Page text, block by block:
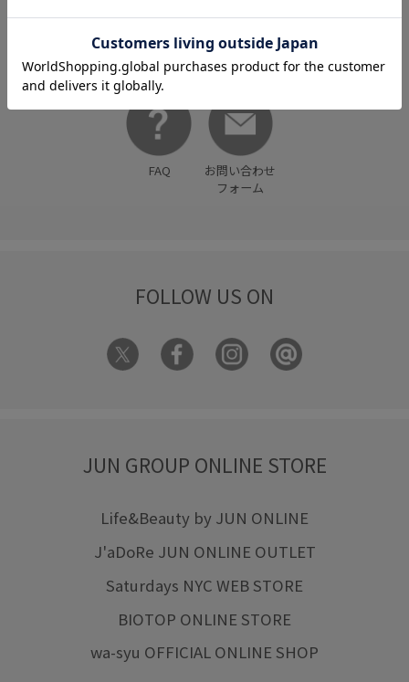
何かお困りですか？
FAQ
お問い合わせ
フォーム
FOLLOW US ON
JUN GROUP ONLINE STORE
Life&Beauty by JUN ONLINE
J'aDoRe JUN ONLINE OUTLET
Saturdays NYC WEB STORE
BIOTOP ONLINE STORE
wa-syu OFFICIAL ONLINE SHOP